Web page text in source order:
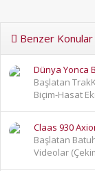
Benzer Konular
Dünya Yonca
Başlatan
Biçim-Hasat
Claas 930
Başlatan
Videolar